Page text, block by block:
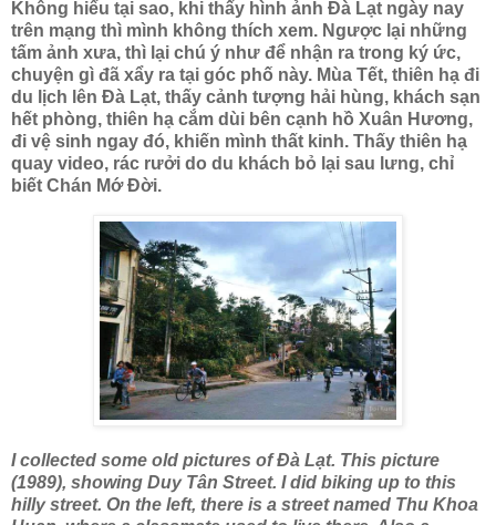
Không hiểu tại sao, khi thấy hình ảnh Đà Lạt ngày nay
trên mạng thì mình không thích xem. Ngược lại những
tấm ảnh xưa, thì lại chú ý như để nhận ra trong ký ức,
chuyện gì đã xẩy ra tại góc phố này. Mùa Tết, thiên hạ đi
du lịch lên Đà Lạt, thấy cảnh tượng hải hùng, khách sạn
hết phòng, thiên hạ cắm dùi bên cạnh hồ Xuân Hương,
đi vệ sinh ngay đó, khiến mình thất kinh. Thấy thiên hạ
quay video, rác rưởi do du khách bỏ lại sau lưng, chỉ
biết Chán Mớ Đời.
I collected some old pictures of Đà Lạt. This picture
(1989), showing Duy Tân Street. I did biking up to this
hilly street. On the left, there is a street named Thu Khoa